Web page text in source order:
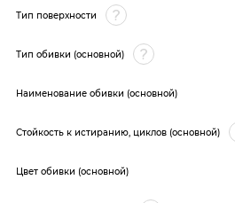
Тип поверхности
Тип обивки (основной)
Наименование обивки (основной)
Стойкость к истиранию, циклов (основной)
Цвет обивки (основной)